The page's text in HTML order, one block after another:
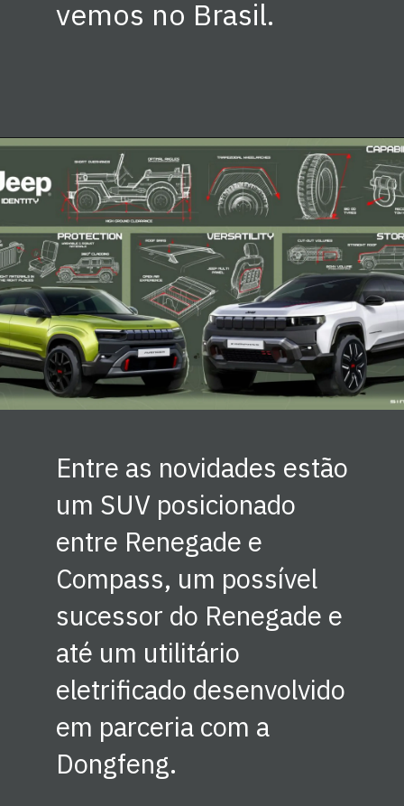
Entre as novidades estão
um SUV posicionado
entre Renegade e
Compass, um possível
sucessor do Renegade e
até um utilitário
eletrificado desenvolvido
em parceria com a